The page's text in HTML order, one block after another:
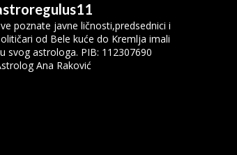
poznate javne ličnosti,predsednici i
od Bele kuće do Kremlja imali
svog astrologa. PIB: 112307690
Ana Raković